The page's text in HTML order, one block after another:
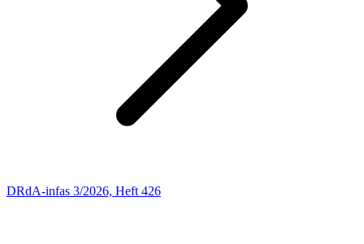
DRdA-infas 3/2026, Heft 426